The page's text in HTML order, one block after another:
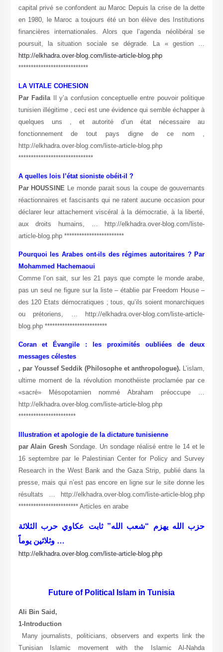
capital privé se confondent au Maroc Depuis la crise de la dette
en 1980, le Maroc a toujours été un bon élève des Institutions
financières internationales. Alors que l’agenda néolibéral se
poursuit, la situation sociale se dégrade. La « gestion …
http://elkhadra.over-blog.com/liste-article-blog.php
****************************
LA VITALE COHESION
Par Fadila
Il y’a confusion conceptuelle entre pouvoir politique
tunisien illégitime , ceci est une évidence qui semble échapper à
quelques uns , et autorité d’un état nécessaire au
fonctionnement de tout pays digne de ce nom ,
http://elkhadra.over-blog.com/liste-article-blog.php
******************************
A quelles lois l’état sioniste obéit-il ?
Par HOUSSINE
Le monde parait sous la coupe de gouvernants
réactionnaires et fascisants qui ne ratent aucune occasion pour
déclarer leur attachement viscéral à la démocratie, à la liberté,
aux droits humains, … http://elkhadra.over-blog.com/liste-
article-blog.php ************************
Pourquoi les Arabes ont-ils des régimes autoritaires ? Par
Mohammed Hachemaoui
Comme l’on sait, sur les 21 pays que compte le monde arabe,
pas un seul ne figure sur la liste – établie par Freedom House –
des 120 Etats démocratiques ; tous, qu’ils soient monarchiques
ou prétoriens, … http://elkhadra.over-blog.com/liste-article-
blog.php *************************
Coran et Évangile : les proximités oubliées de deux
messages célestes
, par Youssef Seddik (Philosophe et anthropologue).
L’islam,
ultime moment de la révolution monothéiste proclamée par ce
«sacré» Mésopotamien nommé Abraham préoccupe …
http://elkhadra.over-blog.com/liste-article-blog.php
***********************
Illustration et apologie de la dictature tunisienne
par Alain GreshSondage. Un sondage réalisé entre le 14 et le
16 septembre par le Palestinian Center for Policy and Survey
Research in the West Bank and the Gaza Strip, publié dans la
presse, mais qui n’est pas encore en ligne sur le site donne les
résultats … http://elkhadra.over-blog.com/liste-article-blog.php
************************ Articles en arabe
حزب الله يهزم “شعب الله” ثابت عكاوي حرب الثلاثة
وثلاثين يوماً …
http://elkhadra.over-blog.com/liste-article-blog.php
Future of Political Islam in Tunisia
Ali Bin Said,
1-Introduction
Many journalists, politicians, observers and experts link the
Tunisian Islamic movement with the Islamic Al-Nahda